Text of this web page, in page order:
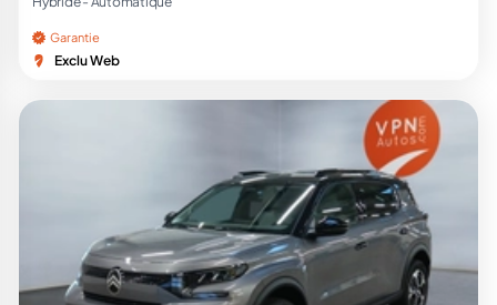
Garantie
Exclu Web